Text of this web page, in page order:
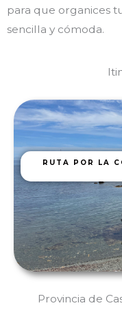
para que organices
sencilla y cómoda.
RUTA POR LA
Provincia de